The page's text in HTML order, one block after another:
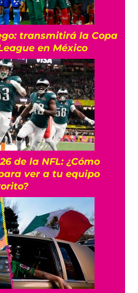
transmitirá la Copa
en México
de la NFL: ¿Cómo
ver a tu equipo